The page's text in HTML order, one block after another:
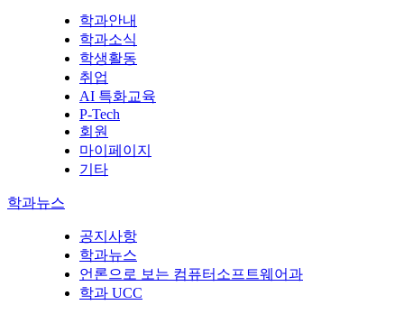
학과안내
학과소식
학생활동
취업
AI 특화교육
P-Tech
회원
마이페이지
기타
학과뉴스
공지사항
학과뉴스
언론으로 보는 컴퓨터소프트웨어과
학과 UCC